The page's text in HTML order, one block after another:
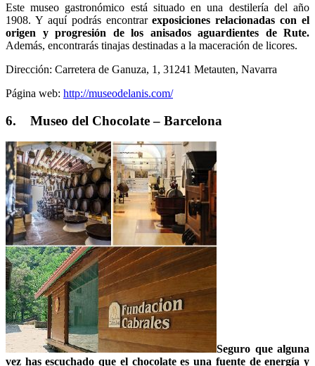
Este museo gastronómico está situado en una destilería del año
1908. Y aquí podrás encontrarexposiciones relacionadas con el
origen y progresión de los anisados aguardientes de Rute.
Además, encontrarás tinajas destinadas a la maceración de licores.
Dirección: Carretera de Ganuza, 1, 31241 Metauten, Navarra
Página web: http://museodelanis.com/
6. Museo del Chocolate – Barcelona
Seguro que alguna
vez has escuchado que el chocolate es una fuente de energía y